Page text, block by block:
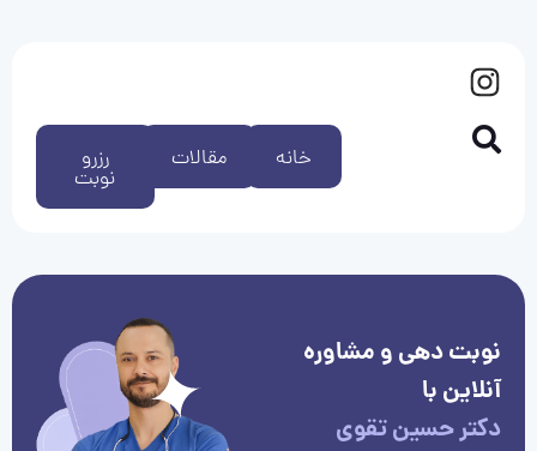
رزرو
نوبت
مقالات خانه
نوبت دهی و مشاوره
آنلاین با
دکتر حسین تقوی